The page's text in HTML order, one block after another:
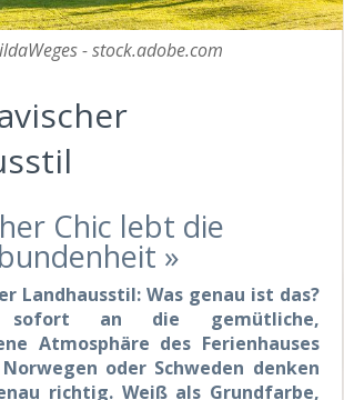
- stock.adobe.com
Chic lebt die
»
Landhausstil: Was genau ist das?
an die gemütliche,
Atmosphäre des Ferienhauses
oder Schweden denken
richtig. Weiß als Grundfarbe,